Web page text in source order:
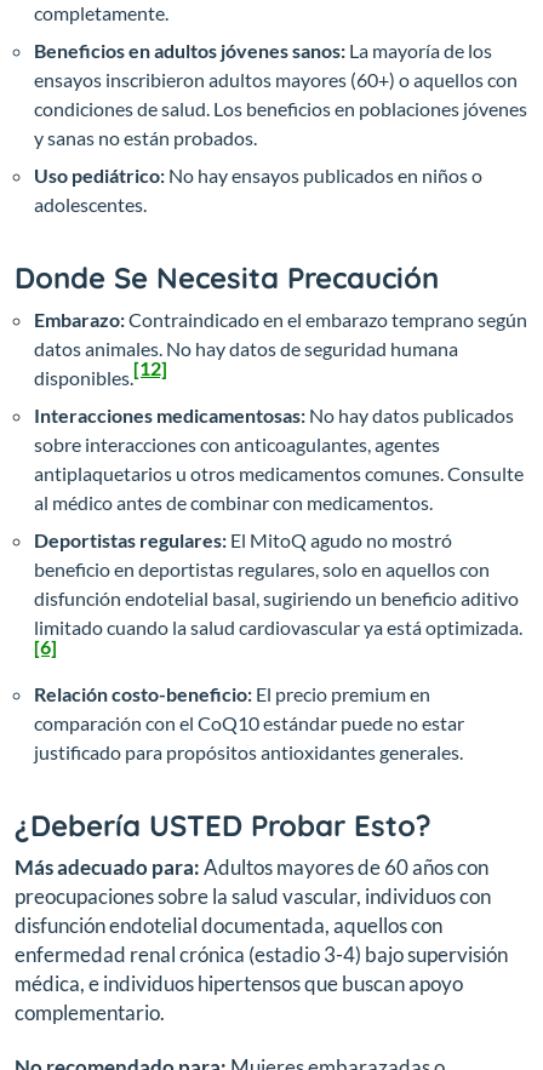
completamente.
Beneficios en adultos jóvenes sanos: La mayoría de los
ensayos inscribieron adultos mayores (60+) o aquellos con
condiciones de salud. Los beneficios en poblaciones jóvenes
y sanas no están probados.
Uso pediátrico: No hay ensayos publicados en niños o
adolescentes.
Donde Se Necesita Precaución
Embarazo:Contraindicado en el embarazo temprano según
datos animales. No hay datos de seguridad humana
disponibles.[12]
Interacciones medicamentosas: No hay datos publicados
sobre interacciones con anticoagulantes, agentes
antiplaquetarios u otros medicamentos comunes. Consulte
al médico antes de combinar con medicamentos.
Deportistas regulares: El MitoQ agudo no mostró
beneficio en deportistas regulares, solo en aquellos con
disfunción endotelial basal, sugiriendo un beneficio aditivo
limitado cuando la salud cardiovascular ya está optimizada.
[6]
Relación costo-beneficio: El precio premium en
comparación con el CoQ10 estándar puede no estar
justificado para propósitos antioxidantes generales.
¿Debería USTED Probar Esto?
Más adecuado para:Adultos mayores de 60 años con
preocupaciones sobre la salud vascular, individuos con
disfunción endotelial documentada, aquellos con
enfermedad renal crónica (estadio 3-4) bajo supervisión
médica, e individuos hipertensos que buscan apoyo
complementario.